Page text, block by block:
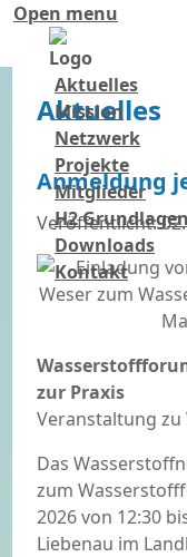
Open menu
Aktuelles
Mission
Netzwerk
Projekte
Mitglieder
H2 Grundlagen
Downloads
Kontakt
Aktuelles
Anmeldung
Details
Veröffentlicht:
zur Praxis
Veranstaltung zu
Das
zum
2026 von 12:30
Liebenau im